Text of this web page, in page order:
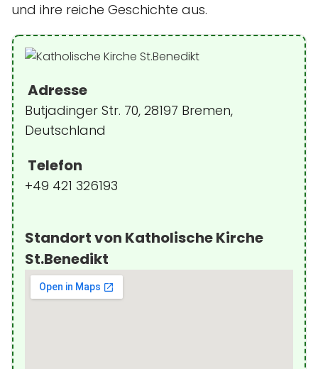
und ihre reiche Geschichte aus.
Adresse
Butjadinger Str. 70, 28197 Bremen,
Deutschland
Telefon
+49 421 326193
Standort von Katholische Kirche
St.Benedikt